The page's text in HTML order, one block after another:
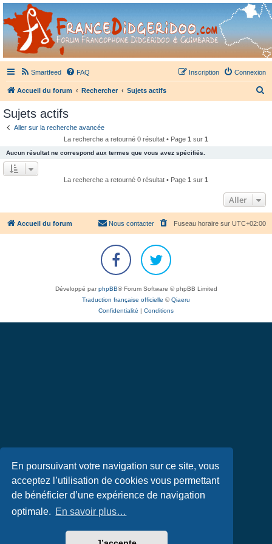
En poursuivant votre navigation sur ce site, vous
acceptez l’utilisation de cookies vous permettant
de bénéficier d’une expérience de navigation
optimale. En savoir plus…
France Didgeridoo
Didgeridoo et Guimbarde sur France Didgeridoo - retrouvez la communauté.
Smartfeed FAQ Connexion
Inscription
Accueil du forum Rechercher Sujets actifs
h
e
r
Sujets actifs
Aller sur la recherche avancée
La recherche a retourné 0 résultat • Page 1 sur 1
Aucun résultat ne correspond aux termes que vous avez spécifiés.
La recherche a retourné 0 résultat • Page 1 sur 1
Aller
Accueil du forum Fuseau horaire sur UTC+02:00
Nous contacter
Développé parphpBB® Forum Software © phpBB Limited
Traduction française officielle ©Qiaeru
Confidentialité | Conditions